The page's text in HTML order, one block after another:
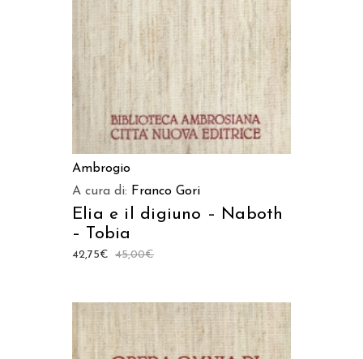
Ambrogio
A cura di: Franco Gori
Elia e il digiuno – Naboth
– Tobia
45,00€
42,75€